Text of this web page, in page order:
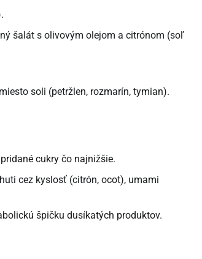
šalát s olivovým olejom a citrónom (soľ
soli (petržlen, rozmarín, tymian).
cukry čo najnižšie.
cez kyslosť (citrón, ocot), umami
špičku dusíkatých produktov.